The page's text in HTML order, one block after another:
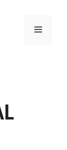
MENÚ